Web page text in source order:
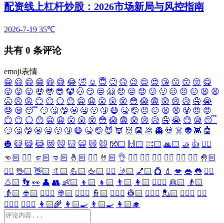
配资线上杠杆炒股：2026市场新局与风控指南
2026-7-19 35℃
共有 0 条评论
emoji表情
😀 😃 😄 😁 😆 😅 😂 🤣 ☺️ 😇 🙂 🙃 😉 😌 😍 😘 😗 😙 😚 😋
😜 😝 😛 🤑 🤓 😎 🤡 🤠 😏 😒 🤗 😞 😔 😟 😕 🙁 ☹️ 😣 😖 😫 😩
😤 😠 😡 😶 😐 😑 😯 😦 😧 😮 😲 😵 😳 😱 😨 😰 😢 😥 🤤 😭
😓 😪 😴 🙄 🤔 🤥 😬 🤐 🤢 🤧 😷 🤒 🤕 😣 😖 😫 😩 😤 😠 😡
😶 😐 😑 😯 😦 😧 😮 😲 😵 😳 😱 😨 😰 😢 😥 🤤 😭 😓 😪 😴
🙄 🤔 🤥 😬 🤐 🤢 🤧 😷 🤒 🤕 😈 👿 👹 👺 💩 👻 💀 ☠️ 👽 👾 🤖
🎃 😺 😸 😹 😻 😼 😽 🙀 😿 😾 👐🏻 🙌🏻 👏🏻 🙏🏻 🤝 👍 👎🏻
👊🏻 ✊🏻 🤛🏻 🤜🏻 🤞🏻 ✌🏻 🤘🏻 👌 👈🏻 👉🏻 👆🏻 👇🏻 ☝🏻 ✋🏻 🤚🏻
🖐🏻 🖖🏻 👋🏻 🤙🏻 💪🏻 🖕🏻 ✍🏻 🤳🏻 💅🏻 💍 💄 💋 👄 👅 👂🏻
👃🏻 👣 👀 👤 👥 👶🏻 👦🏻 👧🏻 👨🏻 👩🏻 👱🏻‍♀️ 👱🏻
👴🏻
👵🏻 👲🏻 👳🏻‍♀️ 👳🏻 👮🏻‍♀️ 👮🏻 👷🏻‍♀️ 👷🏻 💂🏻‍♀️ 💂🏻 🕵🏻‍♀️ 🕵🏻
👩🏻‍⚕️ 👨🏻‍⚕️ 👩🏻‍🌾 👩🏻‍🍳 👨🏻‍🍳 👩🏻‍🎓